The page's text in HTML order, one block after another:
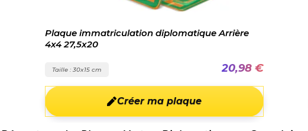
Plaque immatriculation diplomatique Arrière
4x4 27,5x20
Taille : 30x15 cm 20,98 €
Créer ma plaque